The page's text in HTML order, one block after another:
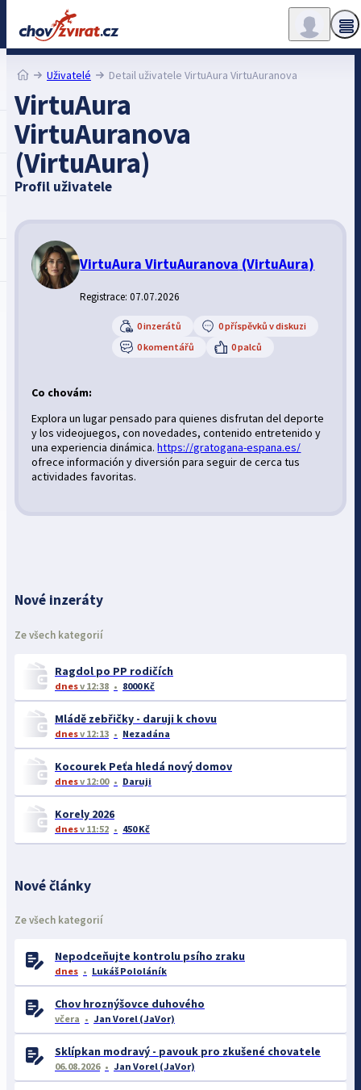
Uživatelé Detail uživatele VirtuAura VirtuAuranova
VirtuAura
VirtuAuranova
(VirtuAura)
Profil uživatele
VirtuAura VirtuAuranova (VirtuAura)
Registrace: 07.07.2026
0 inzerátů
0 příspěvků v diskuzi
0 komentářů
0 palců
Co chovám:
Explora un lugar pensado para quienes disfrutan del deporte
y los videojuegos, con novedades, contenido entretenido y
una experiencia dinámica.https://gratogana-espana.es/
ofrece información y diversión para seguir de cerca tus
actividades favoritas.
Nové inzeráty
Ze všech kategorií
Ragdol po PP rodičích
dnesv 12:38 8000 Kč
Mládě zebřičky - daruji k chovu
dnesv 12:13 Nezadána
Kocourek Peťa hledá nový domov
dnesv 12:00 Daruji
Korely 2026
dnesv 11:52 450 Kč
Nové články
Ze všech kategorií
Nepodceňujte kontrolu psího zraku
dnes Lukáš Pololáník
Chov hroznýšovce duhového
včera Jan Vorel (JaVor)
Sklípkan modravý - pavouk pro zkušené chovatele
06.08.2026 Jan Vorel (JaVor)